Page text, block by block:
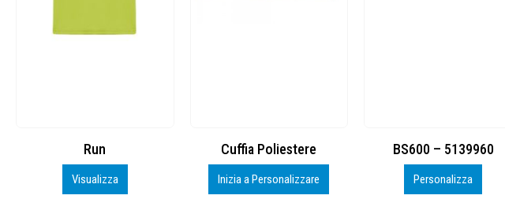
Cuffia Poliestere
Inizia a Personalizzare
BS600 – 5139960
Personalizza
Toppe ricamate in HD
Personalizza